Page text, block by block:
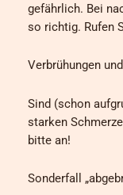
gefährlich. Bei
so richtig. Rufen
Verbrühungen
Sind (schon
starken
bitte an!
Sonderfall